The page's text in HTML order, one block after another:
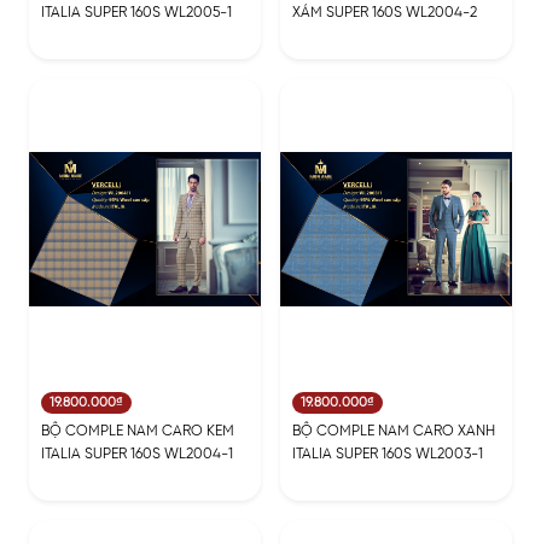
ITALIA SUPER 160S WL2005-1
XÁM SUPER 160S WL2004-2
19.800.000₫
BỘ COMPLE NAM CARO KEM
ITALIA SUPER 160S WL2004-1
19.800.000₫
BỘ COMPLE NAM CARO XANH
ITALIA SUPER 160S WL2003-1